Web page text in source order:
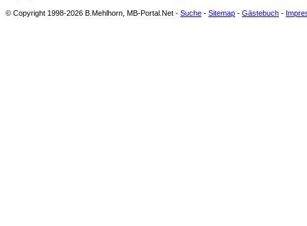
© Copyright 1998-2026 B.Mehlhorn, MB-Portal.Net - Suche - Sitemap - Gästebuch -